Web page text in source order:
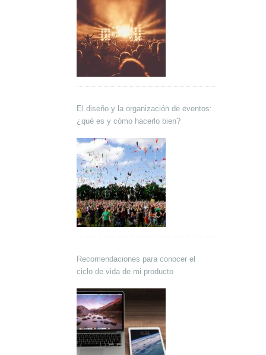
El diseño y la organización de eventos:
¿qué es y cómo hacerlo bien?
Recomendaciones para conocer el
ciclo de vida de mi producto